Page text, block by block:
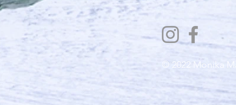
© 2022 Monika